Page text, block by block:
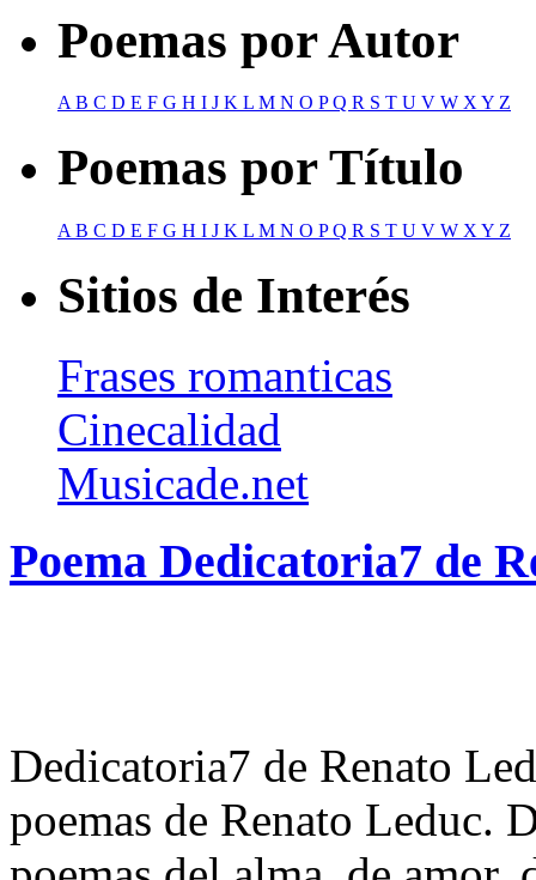
Poemas por Autor
AB C D E F G H I J K L M N O PQ R S T U V W XY Z
Poemas por Título
A B C D E F G H I J K L M N O PQ R S T U V W X Y Z
Sitios de Interés
Frases romanticas
Cinecalidad
Musicade.net
Poema Dedicatoria7 de
Dedicatoria7 de Renato
poemas de Renato Leduc.